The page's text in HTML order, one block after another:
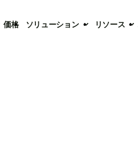
価格 ソリューション リソース